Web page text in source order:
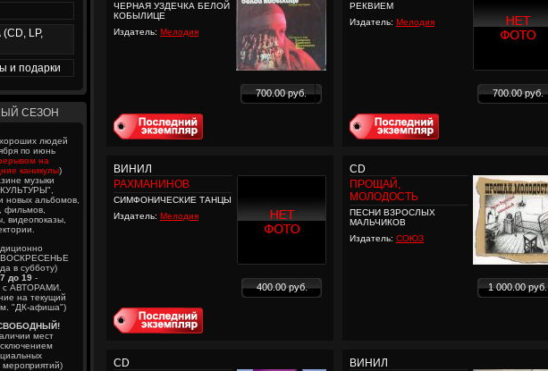
LP,
и подарки
СЕЗОН
людей
по июнь
на
каникулы)
музыки
новых альбомов,
фильмов,
видеопоказы,
в субботу)
до 19 -
с АВТОРАМИ.
на текущий
"ДК-афиша")
мест
мероприятий)
ЧЕРНАЯ УЗДЕЧКА БЕЛОЙ
КОБЫЛИЦЕ
Издатель: Мелодия
700.00 руб.
РЕКВИЕМ
Издатель: Мелодия
700.00 руб.
ВИНИЛ
РАХМАНИНОВ
СИМФОНИЧЕСКИЕ ТАНЦЫ
Издатель: Мелодия
400.00 руб.
CD
ПРОЩАЙ,
МОЛОДОСТЬ
ПЕСНИ ВЗРОСЛЫХ
МАЛЬЧИКОВ
Издатель: СОЮЗ
1 000.00 руб.
CD
ВИНИЛ